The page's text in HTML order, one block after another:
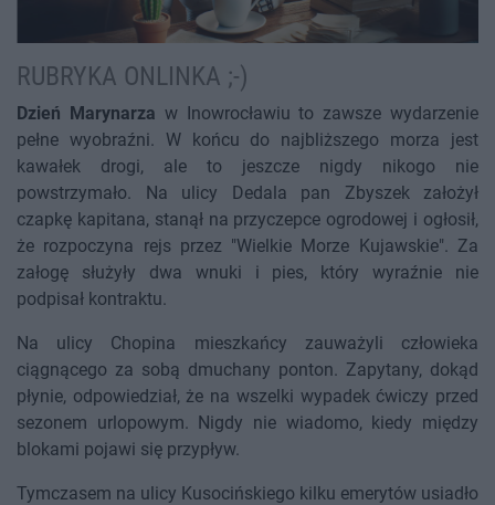
RUBRYKA ONLINKA ;-)
Dzień Marynarza w Inowrocławiu to zawsze wydarzenie
pełne wyobraźni. W końcu do najbliższego morza jest
kawałek drogi, ale to jeszcze nigdy nikogo nie
powstrzymało. Na ulicy Dedala pan Zbyszek założył
czapkę kapitana, stanął na przyczepce ogrodowej i ogłosił,
że rozpoczyna rejs przez "Wielkie Morze Kujawskie". Za
załogę służyły dwa wnuki i pies, który wyraźnie nie
podpisał kontraktu.
Na ulicy Chopina mieszkańcy zauważyli człowieka
ciągnącego za sobą dmuchany ponton. Zapytany, dokąd
płynie, odpowiedział, że na wszelki wypadek ćwiczy przed
sezonem urlopowym. Nigdy nie wiadomo, kiedy między
blokami pojawi się przypływ.
Tymczasem na ulicy Kusocińskiego kilku emerytów usiadło